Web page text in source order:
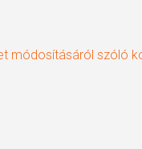
módosításáról szóló